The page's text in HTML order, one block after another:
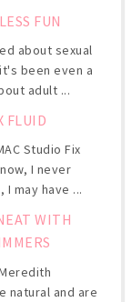
FUN
about sexual
been even a
adult ...
FLUID
Studio Fix
I never
may have ...
WITH
natural and are